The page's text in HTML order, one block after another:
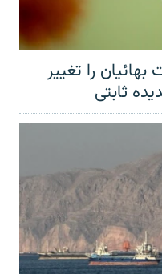
را تغییر
ثابتی